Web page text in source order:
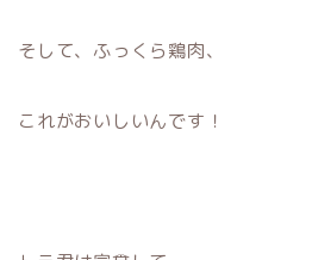
そして、ふっくら鶏肉、
これがおいしいんです！